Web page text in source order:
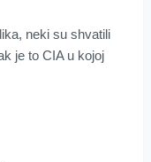
neki su shvatili
je to CIA u kojoj